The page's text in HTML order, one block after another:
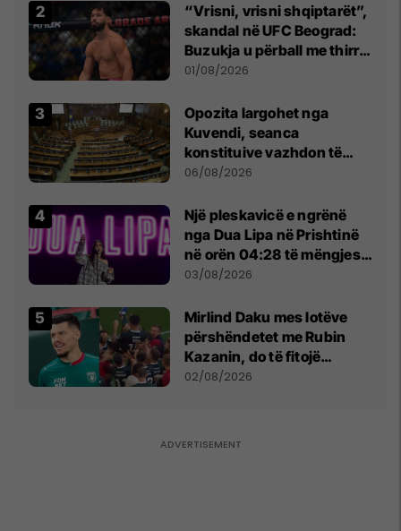
“Vrisni, vrisni shqiptarët”,
skandal në UFC Beograd:
Buzukja u përball me thirrje
anti-shqiptare nga
01/08/2026
Opozita largohet nga
Kuvendi, seanca
konstituive vazhdon të
shtunën në orën 11:00
06/08/2026
Një pleskavicë e ngrënë
nga Dua Lipa në Prishtinë
në orën 04:28 të mëngjesit
- dhe bota digjitale serbe
03/08/2026
Mirlind Daku mes lotëve
përshëndetet me Rubin
Kazanin, do të fitojë
miliona te Spartak Moska
02/08/2026